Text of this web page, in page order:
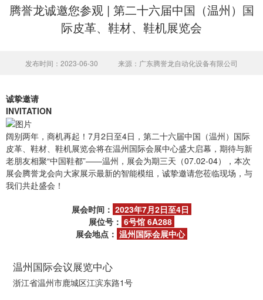
腾誉龙诚邀您参观 | 第二十六届中国（温州）国
际皮革、鞋材、鞋机展览会
发布时间：2023-06-30 来源：广东腾誉龙自动化设备有限公司
诚挚邀请
INVITATION
阔别两年，商机再起！7月2日至4日，第二十六届中国（温州）国际
皮革、鞋材、鞋机展览会将在温州国际会展中心盛大启幕，期待与新
老朋友相聚“中国鞋都”——温州，展会为期三天（07.02-04），本次
展会腾誉龙会向大家展示最新的智能模组，诚挚邀请您莅临现场，与
我们共赴盛会！
展会时间： 2023年7月2日至4日
展位号： 6号馆 6A288
展会地点： 温州国际会展中心
温州国际会议展览中心
浙江省温州市鹿城区江滨东路1号